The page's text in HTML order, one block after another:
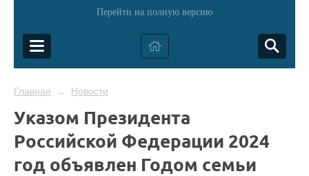
Перейти на полную версию
Главная → Новости
Указом Президента
Российской Федерации 2024
год объявлен Годом семьи